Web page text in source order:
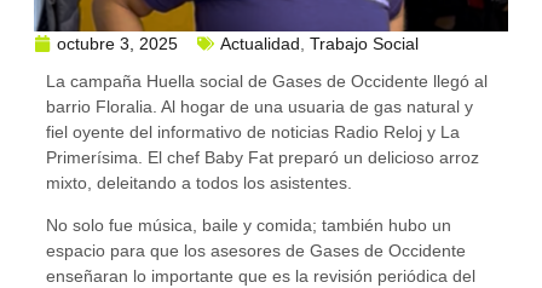
octubre 3, 2025 Actualidad Trabajo Social
La campaña Huella social de Gases de Occidente llegó al
barrio Floralia. Al hogar de una usuaria de gas natural y
fiel oyente del informativo de noticias Radio Reloj y La
Primerísima. El chef Baby Fat preparó un delicioso arroz
mixto, deleitando a todos los asistentes.
No solo fue música, baile y comida; también hubo un
espacio para que los asesores de Gases de Occidente
enseñaran lo importante que es la revisión periódica del